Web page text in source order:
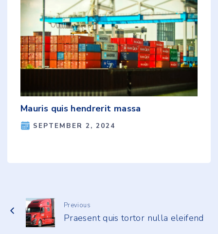
Mauris quis hendrerit massa
SEPTEMBER 2, 2024
Previous
Praesent quis tortor nulla eleifend